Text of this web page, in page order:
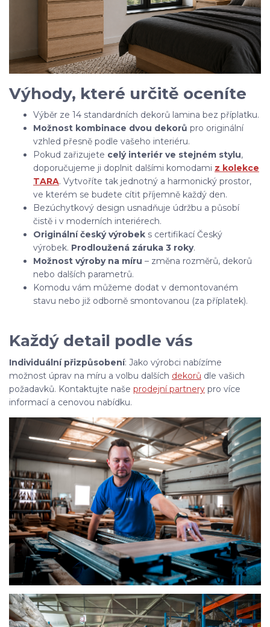
Výhody, které určitě oceníte
Výběr ze 14 standardních dekorů lamina bez příplatku.
Možnost kombinace dvou dekorů pro originální
vzhled přesně podle vašeho interiéru.
Pokud zařizujete celý interiér ve stejném stylu,
doporučujeme ji doplnit dalšími komodami z kolekce
TARA. Vytvoříte tak jednotný a harmonický prostor,
ve kterém se budete cítit příjemně každý den.
Bezúchytkový design usnadňuje údržbu a působí
čistě i v moderních interiérech.
Originální český výrobek s certifikací Český
výrobek. Prodloužená záruka 3 roky.
Možnost výroby na míru – změna rozměrů, dekorů
nebo dalších parametrů.
Komodu vám můžeme dodat v demontovaném
stavu nebo již odborně smontovanou (za příplatek).
Každý detail podle vás
Individuální přizpůsobení: Jako výrobci nabízíme
možnost úprav na míru a volbu dalších dekorů dle vašich
požadavků. Kontaktujte naše prodejní partnery pro více
informací a cenovou nabídku.